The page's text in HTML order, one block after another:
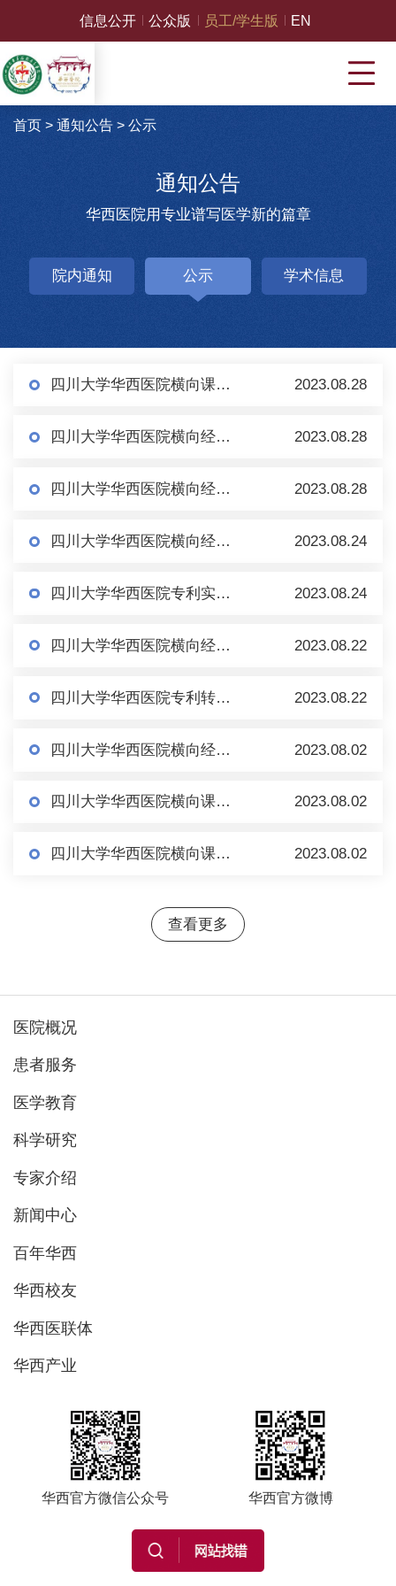
信息公开 公众版 员工/学生版 EN
首页 > 通知公告> 公示
通知公告
华西医院用专业谱写医学新的篇章
院内通知 公示 学术信息
四川大学华西医院横向课题科技合同项目公示 2023.08.28
四川大学华西医院横向经费科研外协项目公示 2023.08.28
四川大学华西医院横向经费科研外协项目公示 2023.08.28
四川大学华西医院横向经费科研外协项目公示 2023.08.24
四川大学华西医院专利实施许可公示 2023.08.24
四川大学华西医院横向经费科研外协项目公示 2023.08.22
四川大学华西医院专利转让公示 2023.08.22
四川大学华西医院横向经费科研外协项目公示 2023.08.02
四川大学华西医院横向课题科技合同科研外协项目公示 2023.08.02
四川大学华西医院横向课题科技合同科研外协项目公示 2023.08.02
查看更多
医院概况
患者服务
医学教育
科学研究
专家介绍
新闻中心
百年华西
华西校友
华西医联体
华西产业
华西官方微信公众号 华西官方微博